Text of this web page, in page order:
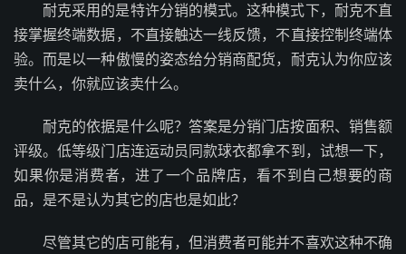
耐克采用的是特许分销的模式。这种模式下，耐克不直
接掌握终端数据，不直接触达一线反馈，不直接控制终端体
验。而是以一种傲慢的姿态给分销商配货，耐克认为你应该
卖什么，你就应该卖什么。
耐克的依据是什么呢？答案是分销门店按面积、销售额
评级。低等级门店连运动员同款球衣都拿不到，试想一下，
如果你是消费者，进了一个品牌店，看不到自己想要的商
品，是不是认为其它的店也是如此？
尽管其它的店可能有，但消费者可能并不喜欢这种不确